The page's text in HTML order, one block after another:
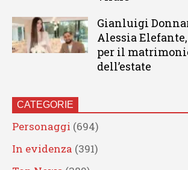
Gianluigi
Alessia
per il
dell’estate
CATEGORIE
Personaggi (694)
In evidenza (391)